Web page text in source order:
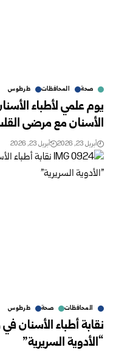
صحة المحافظات طرطوس
يوم علمي لأطباء
الأسنان مع مرضى
أبريل 23, 2026 أبريل 23, 2026
المحافظات صحة طرطوس
نقابة أطباء الأسنان
“الأدوية السريرية”